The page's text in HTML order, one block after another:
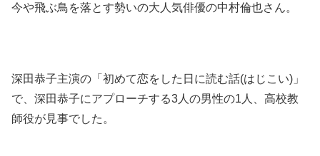
今や飛ぶ鳥を落とす勢いの大人気俳優の中村倫也さん。
深田恭子主演の「初めて恋をした日に読む話(はじこい)」
で、深田恭子にアプローチする3人の男性の1人、高校教
師役が見事でした。